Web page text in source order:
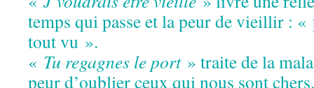
temps qui passe et la peur de vieillir : «
tout vu ».
« Tu regagnes le port» traite de la
peur d’oublier ceux qui nous sont chers.